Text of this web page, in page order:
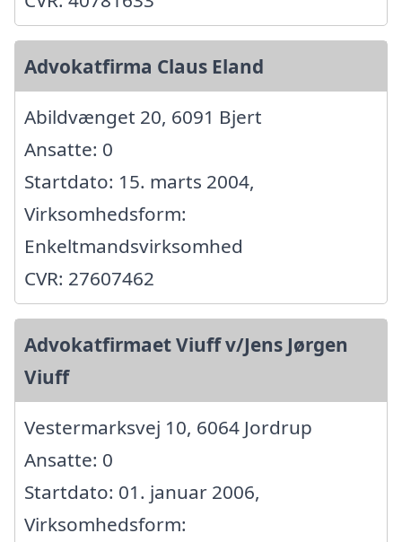
Advokatfirma Claus Eland
Abildvænget 20, 6091 Bjert
Ansatte: 0
Startdato: 15. marts 2004,
Virksomhedsform:
Enkeltmandsvirksomhed
CVR: 27607462
Advokatfirmaet Viuff v/Jens Jørgen
Viuff
Vestermarksvej 10, 6064 Jordrup
Ansatte: 0
Startdato: 01. januar 2006,
Virksomhedsform: